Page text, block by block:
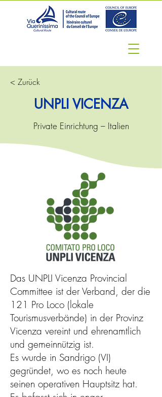
< Zurück
UNPLI VICENZA
Private Einrichtung – Italien
Das UNPLI Vicenza Provincial
Committee ist der Verband, der die
121 Pro Loco (lokale
Tourismusverbände) in der Provinz
Vicenza vereint und ehrenamtlich
und gemeinnützig ist.
Es wurde in Sandrigo (VI)
gegründet, wo es noch heute
seinen operativen Hauptsitz hat.